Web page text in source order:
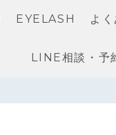
EYELASH よ
LINE相談・予